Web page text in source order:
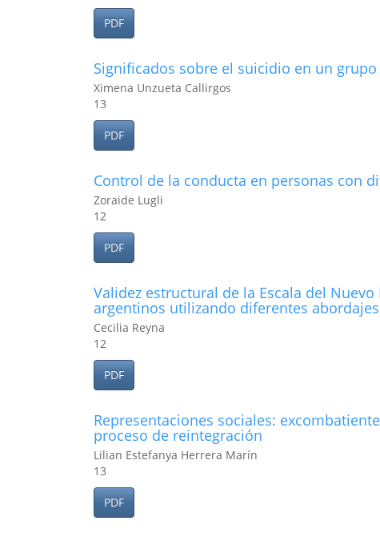
PDF
Significados sobre el suicidio en un
Ximena Unzueta Callirgos
13
PDF
Control de la conducta en personas con
Zoraide Lugli
12
PDF
Validez estructural de la Escala del
argentinos utilizando diferentes abordajes
Cecilia Reyna
12
PDF
Representaciones sociales:
proceso de reintegración
Lilian Estefanya Herrera Marín
13
PDF